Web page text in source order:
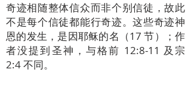
奇迹相随整体信众而非个别信徒，故此
不是每个信徒都能行奇迹。这些奇迹神
恩的发生，是因耶稣的名（17 节）；作
者没提到圣神，与格前 12:8-11 及宗
2:4 不同。